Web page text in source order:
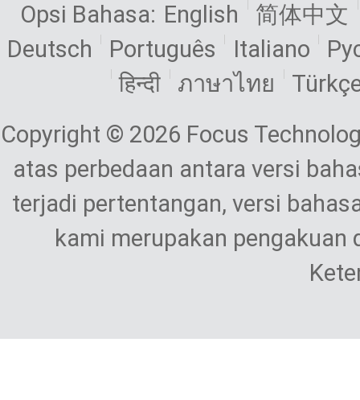
Opsi Bahasa: English
简体中文
Deutsch
Português Italiano
हिन्दी
ภาษาไทย
Copyright © 2026 Focus
atas perbedaan antara versi
terjadi pertentangan, versi
kami merupakan pengakuan